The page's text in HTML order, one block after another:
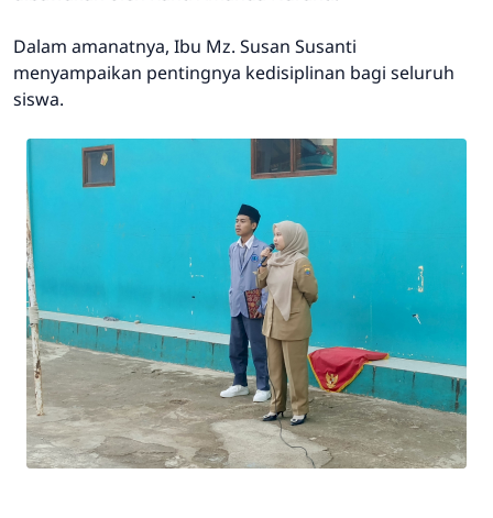
Dalam amanatnya, Ibu Mz. Susan Susanti
menyampaikan pentingnya kedisiplinan bagi seluruh
siswa.